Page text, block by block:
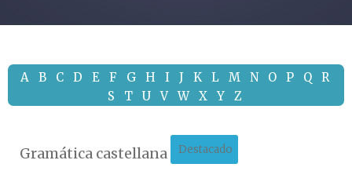
A B C D E F G H I J K L M N O P Q
R
S
T U V W X Y Z
Gramática castellana Destacado